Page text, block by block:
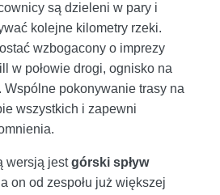
są dzieleni w pary i
kolejne kilometry rzeki.
wzbogacony o imprezy
w połowie drogi, ognisko na
Wspólne pokonywanie trasy na
wszystkich i zapewni
wersją jestgórski spływ
on od zespołu już większej